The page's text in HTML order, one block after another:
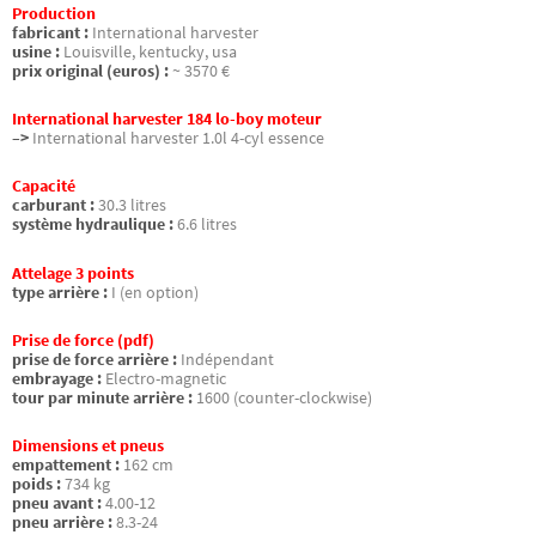
Production
fabricant : International harvester
usine : Louisville, kentucky, usa
prix original (euros) : ~ 3570 €
International harvester 184 lo-boy moteur
–> International harvester 1.0l 4-cyl essence
Capacité
carburant :30.3 litres
système hydraulique :6.6 litres
Attelage 3 points
type arrière : I (en option)
Prise de force (pdf)
prise de force arrière : Indépendant
embrayage : Electro-magnetic
tour par minute arrière : 1600 (counter-clockwise)
Dimensions et pneus
empattement : 162 cm
poids :734 kg
pneu avant :4.00-12
pneu arrière :8.3-24